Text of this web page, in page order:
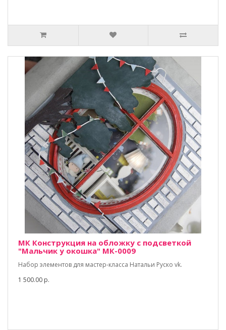
МК Конструкция на обложку с подсветкой
"Мальчик у окошка" МК-0009
Набор элементов для мастер-класса Натальи Руско vk.
1 500.00 р.